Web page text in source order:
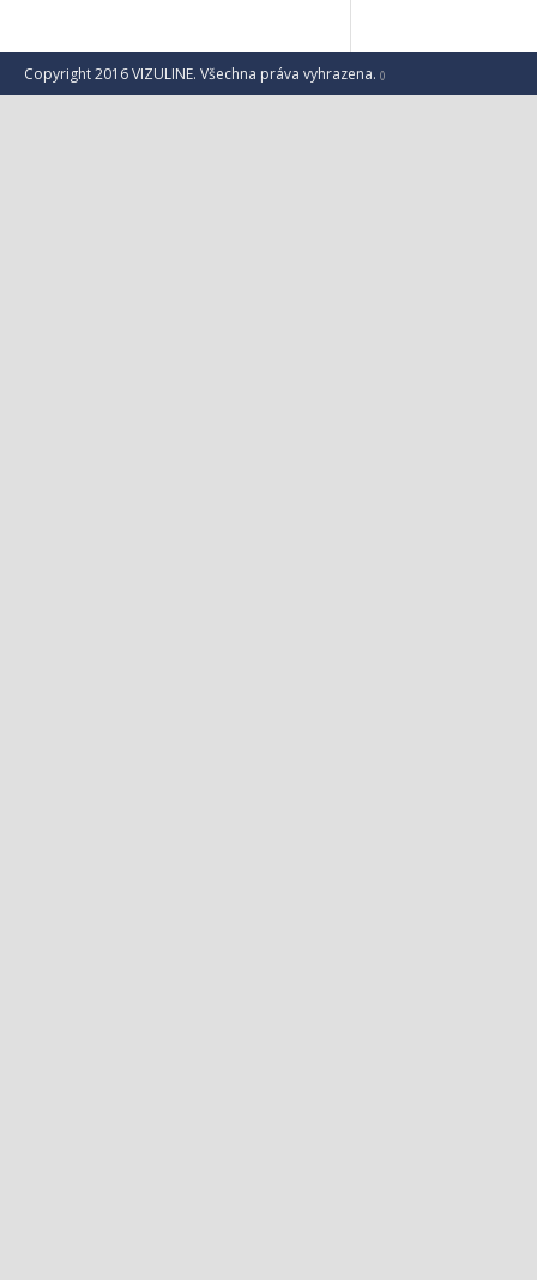
Copyright 2016 VIZULINE. Všechna práva vyhrazena. ()